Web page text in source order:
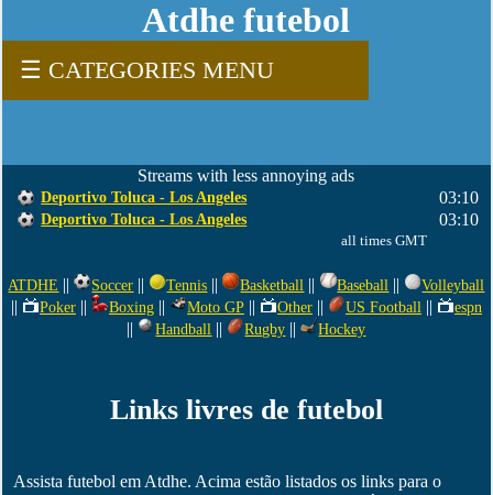
Atdhe futebol
☰ CATEGORIES MENU
Streams with less annoying ads
Deportivo Toluca - Los Angeles 03:10
Deportivo Toluca - Los Angeles 03:10
all times GMT
ATDHE || Soccer || Tennis || Basketball || Baseball || Volleyball
|| Poker|| Boxing|| Moto GP|| Other|| US Football || espn
|| Handball || Rugby || Hockey
Links livres de futebol
Assista futebol em Atdhe. Acima estão listados os links para o